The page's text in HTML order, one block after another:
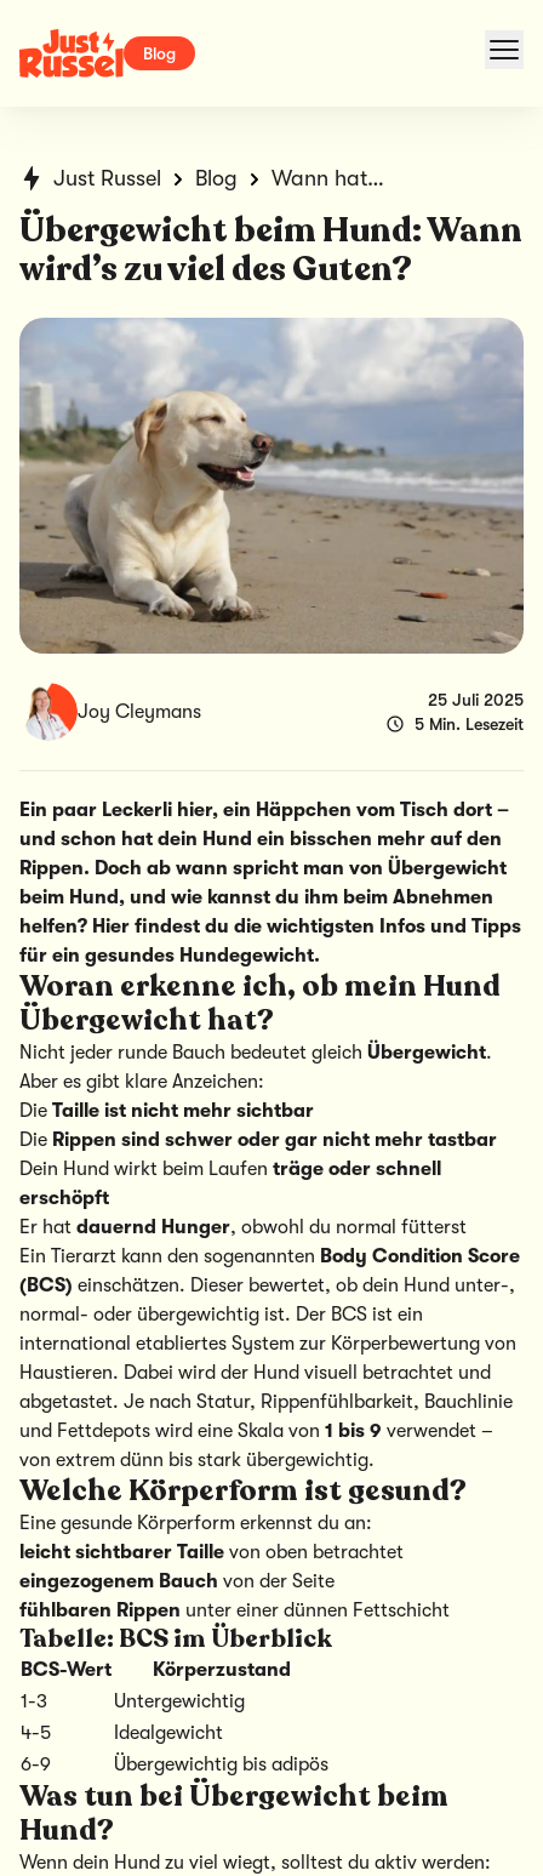
Blog
Just Russel Blog Wann hat dein Hund Übergewicht?
Übergewicht beim Hund: Wann
wird’s zu viel des Guten?
Joy Cleymans
25 Juli 2025
5 Min. Lesezeit
Ein paar Leckerli hier, ein Häppchen vom Tisch dort –
und schon hat dein Hund ein bisschen mehr auf den
Rippen. Doch ab wann spricht man von Übergewicht
beim Hund, und wie kannst du ihm beim Abnehmen
helfen? Hier findest du die wichtigsten Infos und Tipps
für ein gesundes Hundegewicht.
Woran erkenne ich, ob mein Hund
Übergewichthat?
Nicht jeder runde Bauch bedeutet gleich Übergewicht.
Aber es gibt klare Anzeichen:
Die Taille ist nicht mehr sichtbar
Die Rippen sind schwer oder gar nicht mehr tastbar
Dein Hund wirkt beim Laufen träge oder schnell
erschöpft
Er hat dauernd Hunger, obwohl du normal fütterst
Ein Tierarzt kann den sogenannten Body Condition Score
(BCS) einschätzen. Dieser bewertet, ob dein Hund unter-,
normal- oder übergewichtig ist. Der BCS ist ein
international etabliertes System zur Körperbewertung von
Haustieren. Dabei wird der Hund visuell betrachtet und
abgetastet. Je nach Statur, Rippenfühlbarkeit, Bauchlinie
und Fettdepots wird eine Skala von 1 bis 9 verwendet –
von extrem dünn bis stark übergewichtig.
Welche Körperform ist gesund?
Eine gesunde Körperform erkennst du an:
leicht sichtbarer Taille von oben betrachtet
eingezogenem Bauch von der Seite
fühlbaren Rippen unter einer dünnen Fettschicht
Tabelle: BCS im Überblick
BCS-Wert
Körperzustand
1-3
Untergewichtig
4-5
Idealgewicht
6-9
Übergewichtig bis adipös
Was tun bei Übergewichtbeim
Hund?
Wenn dein Hund zu viel wiegt, solltest du aktiv werden: